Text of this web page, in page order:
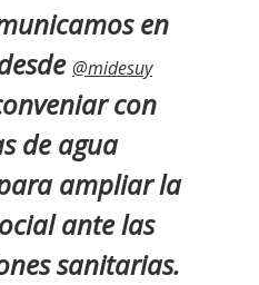
en
@midesuy
con
de agua
ampliar la
ante las
sanitarias.